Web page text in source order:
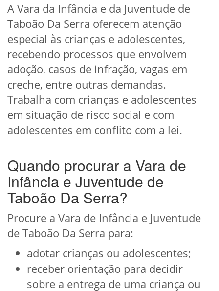
A Vara da Infância e da Juventude de
Taboão Da Serra oferecem atenção
especial às crianças e adolescentes,
recebendo processos que envolvem
adoção, casos de infração, vagas em
creche, entre outras demandas.
Trabalha com crianças e adolescentes
em situação de risco social e com
adolescentes em conflito com a lei.
Quando procurar a Vara de
Infância e Juventude de
Taboão Da Serra?
Procure a Vara de Infância e Juventude
de Taboão Da Serra para:
adotar crianças ou adolescentes;
receber orientação para decidir
sobre a entrega de uma criança ou